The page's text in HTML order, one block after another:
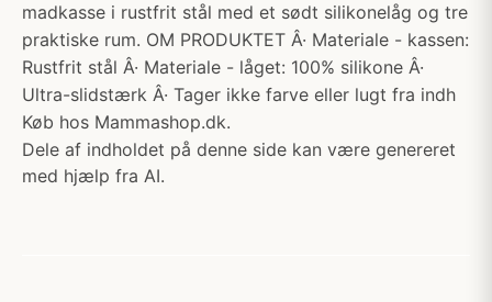
madkasse i rustfrit stål med et sødt silikonelåg og tre
praktiske rum. OM PRODUKTET Â· Materiale - kassen:
Rustfrit stål Â· Materiale - låget: 100% silikone Â·
Ultra-slidstærk Â· Tager ikke farve eller lugt fra indh
Køb hos Mammashop.dk.
Dele af indholdet på denne side kan være genereret
med hjælp fra AI.